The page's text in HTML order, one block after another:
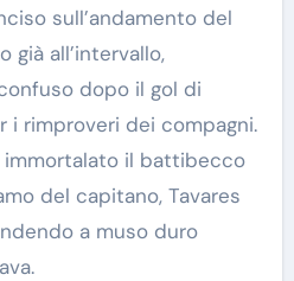
sull’andamento del
già all’intervallo,
dopo il gol di
i rimproveri dei compagni.
immortalato il battibecco
del capitano, Tavares
a muso duro